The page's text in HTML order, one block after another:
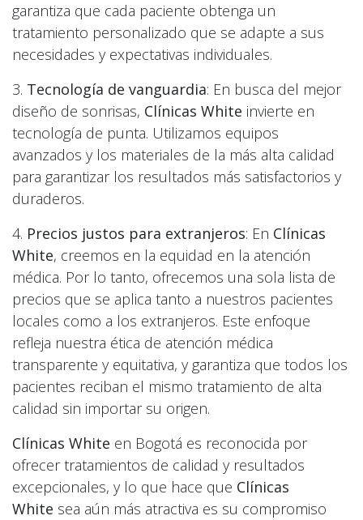
garantiza que cada paciente obtenga un
tratamiento personalizado que se adapte a sus
necesidades y expectativas individuales.
3. Tecnología de vanguardia: En busca del mejor
diseño de sonrisas, Clínicas White invierte en
tecnología de punta. Utilizamos equipos
avanzados y los materiales de la más alta calidad
para garantizar los resultados más satisfactorios y
duraderos.
4. Precios justos para extranjeros: En Clínicas
White, creemos en la equidad en la atención
médica. Por lo tanto, ofrecemos una sola lista de
precios que se aplica tanto a nuestros pacientes
locales como a los extranjeros. Este enfoque
refleja nuestra ética de atención médica
transparente y equitativa, y garantiza que todos los
pacientes reciban el mismo tratamiento de alta
calidad sin importar su origen.
Clínicas White en Bogotá es reconocida por
ofrecer tratamientos de calidad y resultados
excepcionales, y lo que hace que Clínicas
White sea aún más atractiva es su compromiso